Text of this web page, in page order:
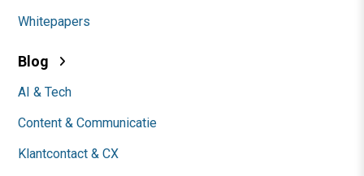
Whitepapers
Blog
AI & Tech
Content & Communicatie
Klantcontact & CX